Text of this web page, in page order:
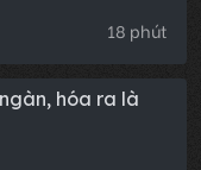
18 phút
hóa ra là